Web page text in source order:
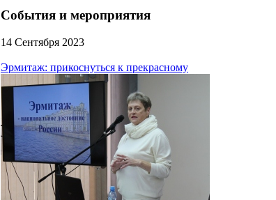
События и мероприятия
14 Сентября 2023
Эрмитаж: прикоснуться к прекрасному